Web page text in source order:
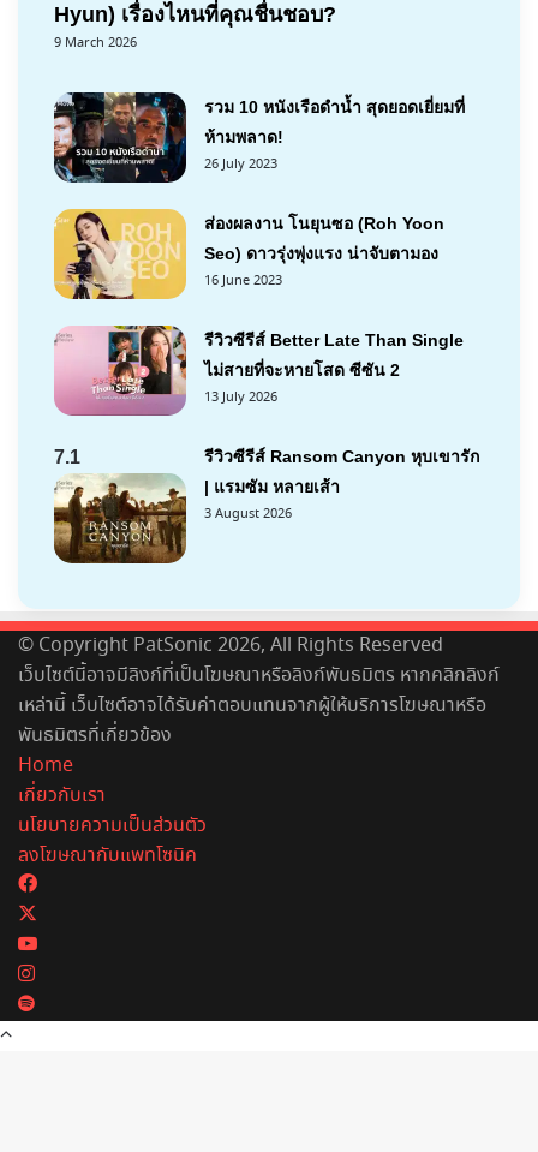
Hyun) เรื่องไหนที่คุณชื่นชอบ?
9 March 2026
รวม 10 หนังเรือดำน้ำ สุดยอดเยี่ยมที่
ห้ามพลาด!
26 July 2023
ส่องผลงาน โนยุนซอ (Roh Yoon
Seo) ดาวรุ่งพุ่งแรง น่าจับตามอง
16 June 2023
รีวิวซีรีส์ Better Late Than Single
ไม่สายที่จะหายโสด ซีซัน 2
13 July 2026
7.1
รีวิวซีรีส์ Ransom Canyon หุบเขารัก
| แรมซัม หลายเส้า
3 August 2026
© Copyright PatSonic 2026, All Rights Reserved
เว็บไซต์นี้อาจมีลิงก์ที่เป็นโฆษณาหรือลิงก์พันธมิตร หากคลิกลิงก์
เหล่านี้ เว็บไซต์อาจได้รับค่าตอบแทนจากผู้ให้บริการโฆษณาหรือ
พันธมิตรที่เกี่ยวข้อง
Home
เกี่ยวกับเรา
นโยบายความเป็นส่วนตัว
ลงโฆษณากับแพทโซนิค